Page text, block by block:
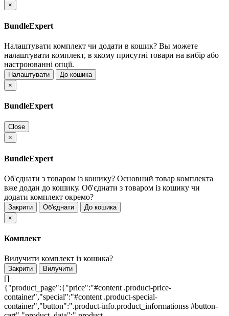
×
BundleExpert
Налаштувати комплект чи додати в кошик? Вы можете
налаштувати комплект, в якому присутні товари на вибір або
настроюванні опції.
Налаштувати
До кошика
×
BundleExpert
Close
×
BundleExpert
Об'єднати з товаром із кошику? Основний товар комплекта
вже додан до кошику. Об'єднати з товаром із кошику чи
додати комплект окремо?
Закрити Об'єднати
До кошика
×
Комплект
Вилучити комплект із кошика?
Закрити Вилучити
[]
{"product_page":{"price":"#content .product-price-
container","special":"#content .product-special-
container","button":".product-info.product_informationss #button-